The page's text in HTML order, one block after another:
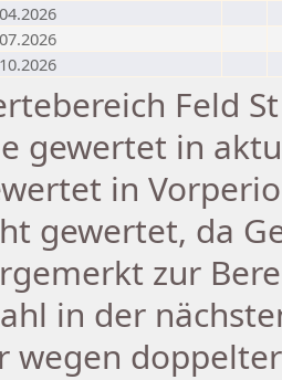
Feld
gewertet in
in
gewertet, da
zur
in der
wegen